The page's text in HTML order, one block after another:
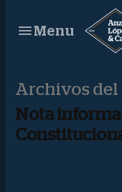
Menu
Archivos del
Nota